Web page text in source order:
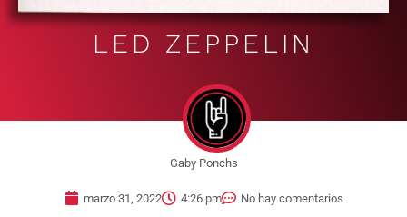
LED ZEPPELIN
Gaby Ponchs
marzo 31, 2022 4:26 pm No hay comentarios